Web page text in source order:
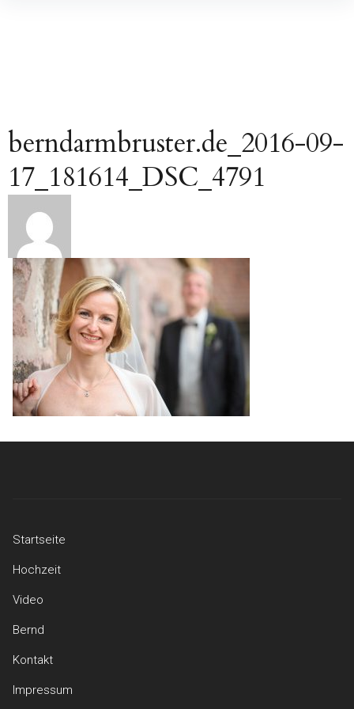
berndarmbruster.de_2016-09-
17_181614_DSC_4791
Beitragsnavigation
Startseite
Hochzeit
Video
Bernd
Kontakt
Impressum